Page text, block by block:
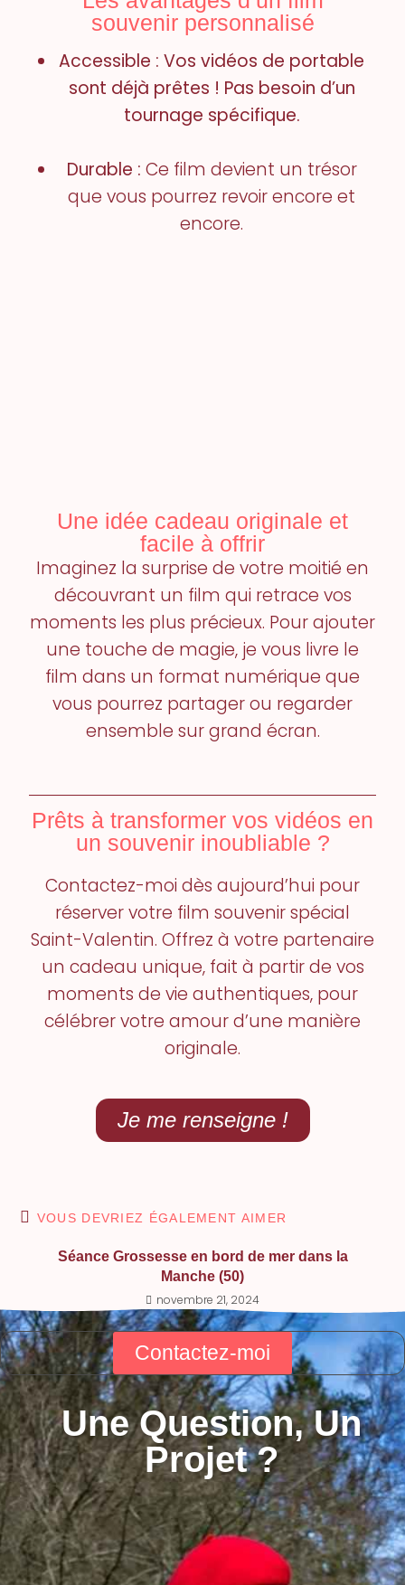
souvenir personnalisé
Accessible : Vos vidéos de portable
sont déjà prêtes ! Pas besoin d’un
tournage spécifique.
Durable : Ce film devient un trésor
que vous pourrez revoir encore et
encore.
Une idée cadeau originale et
facile à offrir
Imaginez la surprise de votre moitié en
découvrant un film qui retrace vos
moments les plus précieux. Pour ajouter
une touche de magie, je vous livre le
film dans un format numérique que
vous pourrez partager ou regarder
ensemble sur grand écran.
Prêts à transformer vos vidéos en
un souvenir inoubliable ?
Contactez-moi dès aujourd’hui pour
réserver votre film souvenir spécial
Saint-Valentin. Offrez à votre partenaire
un cadeau unique, fait à partir de vos
moments de vie authentiques, pour
célébrer votre amour d’une manière
originale.
Je me renseigne !
VOUS DEVRIEZ ÉGALEMENT AIMER
Séance Grossesse en bord de mer dans la
Manche (50)
novembre 21, 2024
Contactez-moi
Une Question, Un
Projet ?